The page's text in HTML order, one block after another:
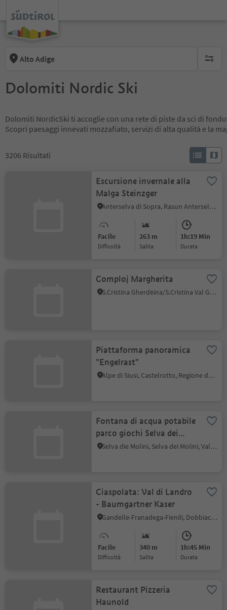
Alto Adige
Dolomiti Nordic Ski
Dolomiti NordicSki ti accoglie con una rete di piste da sci di
Scopri paesaggi innevati mozzafiato, servizi di alta qualità e la
3206 Risultati
Escursione invernale alla
Malga Steinzger
Anterselva di Sopra, Rasun Anterselva, Regione dolomitica Plan de Corones
Facile
Difficoltà
263 m
Salita
1h:19 Min
durata
Comploj Margherita
S.Cristina Gherdëina/S.Cristina Val Gardena, Santa Cristina Val Gardena, Regione dolomitica Val Gardena
Piattaforma panoramica
"Engelrast"
Alpe di Siusi, Castelrotto, Regione dolomitica Alpe di Siusi
Fontana di acqua potabile
parco giochi Selva dei
Molini
Selva die Molini, Selva dei Molini, Valle Aurina
Ciaspolata: Val di Landro
- Baumgartner Kaser
Gandelle-Franadega-Fienili, Dobbiaco, Regione dolomitica 3 Cime
Facile
Difficoltà
340 m
Salita
1h:45 Min
durata
Restaurant Pizzeria
Haunold